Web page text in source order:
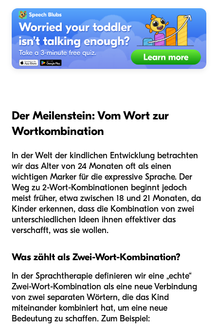
Der Meilenstein: Vom Wort zur
Wortkombination
In der Welt der kindlichen Entwicklung betrachten
wir das Alter von 24 Monaten oft als einen
wichtigen Marker für die expressive Sprache. Der
Weg zu 2-Wort-Kombinationen beginnt jedoch
meist früher, etwa zwischen 18 und 21 Monaten, da
Kinder erkennen, dass die Kombination von zwei
unterschiedlichen Ideen ihnen effektiver das
verschafft, was sie wollen.
Was zählt als Zwei-Wort-Kombination?
In der Sprachtherapie definieren wir eine „echte“
Zwei-Wort-Kombination als eine neue Verbindung
von zwei separaten Wörtern, die das Kind
miteinander kombiniert hat, um eine neue
Bedeutung zu schaffen. Zum Beispiel: